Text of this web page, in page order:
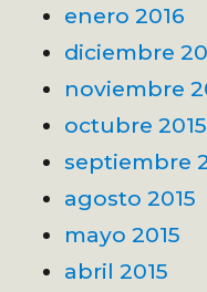
enero 2016
diciembre
noviembre
octubre 2015
septiembre
agosto 2015
mayo 2015
abril 2015